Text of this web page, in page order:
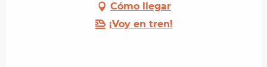
Cómo llegar
¡Voy en tren!